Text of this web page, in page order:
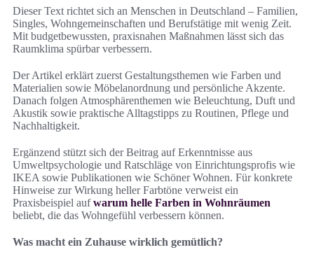
Dieser Text richtet sich an Menschen in Deutschland – Familien,
Singles, Wohngemeinschaften und Berufstätige mit wenig Zeit.
Mit budgetbewussten, praxisnahen Maßnahmen lässt sich das
Raumklima spürbar verbessern.
Der Artikel erklärt zuerst Gestaltungsthemen wie Farben und
Materialien sowie Möbelanordnung und persönliche Akzente.
Danach folgen Atmosphärenthemen wie Beleuchtung, Duft und
Akustik sowie praktische Alltagstipps zu Routinen, Pflege und
Nachhaltigkeit.
Ergänzend stützt sich der Beitrag auf Erkenntnisse aus
Umweltpsychologie und Ratschläge von Einrichtungsprofis wie
IKEA sowie Publikationen wie Schöner Wohnen. Für konkrete
Hinweise zur Wirkung heller Farbtöne verweist ein
Praxisbeispiel aufwarum helle Farben in Wohnräumen
beliebt, die das Wohngefühl verbessern können.
Was macht ein Zuhause wirklich gemütlich?